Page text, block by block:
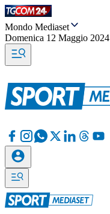
Mondo Mediaset
Domenica 12 Maggio 2024